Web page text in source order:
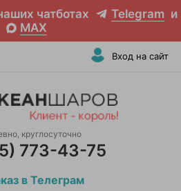
чатботах Telegram и
MAX
Вход на сайт
круглосуточно
773-43-75
в Телеграм